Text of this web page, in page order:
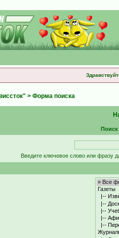
> Форма поиска
Введите ключевое слово или фразу